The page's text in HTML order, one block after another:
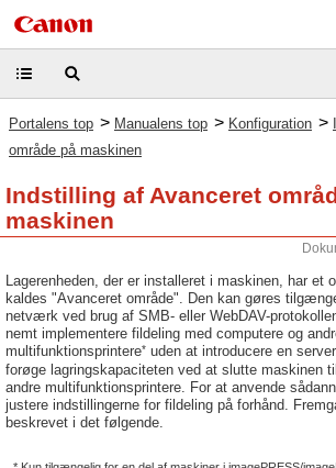
Portalens top > Manualens top > Konfiguration >
område på maskinen
Indstilling af Avanceret
maskinen
Lagerenheden, der er installeret i maskinen, har et
kaldes "Avanceret område". Den kan gøres
netværk ved brug af SMB- eller WebDAV-
nemt implementere fildeling med computere og
multifunktionsprintere* uden at introducere en
forøge lagringskapaciteten ved at slutte maskinen
andre multifunktionsprintere. For at anvende
justere indstillingerne for fildeling på forhånd.
beskrevet i det følgende.